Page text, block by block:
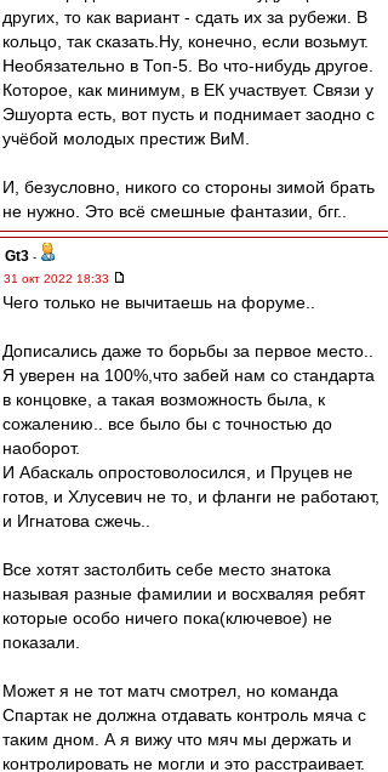
других, то как вариант - сдать их за рубежи. В
кольцо, так сказать.Ну, конечно, если возьмут.
Необязательно в Топ-5. Во что-нибудь другое.
Которое, как минимум, в ЕК участвует. Связи у
Эшуорта есть, вот пусть и поднимает заодно с
учёбой молодых престиж ВиМ.
И, безусловно, никого со стороны зимой брать
не нужно. Это всё смешные фантазии, бгг..
Gt3 -
31 окт 2022 18:33
Чего только не вычитаешь на форуме..
Дописались даже то борьбы за первое место..
Я уверен на 100%,что забей нам со стандарта
в концовке, а такая возможность была, к
сожалению.. все было бы с точностью до
наоборот.
И Абаскаль опростоволосился, и Пруцев не
готов, и Хлусевич не то, и фланги не работают,
и Игнатова сжечь..
Все хотят застолбить себе место знатока
называя разные фамилии и восхваляя ребят
которые особо ничего пока(ключевое) не
показали.
Может я не тот матч смотрел, но команда
Спартак не должна отдавать контроль мяча с
таким дном. А я вижу что мяч мы держать и
контролировать не могли и это расстраивает.